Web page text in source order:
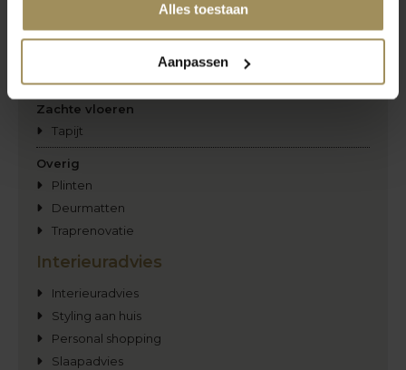
Alles toestaan
Aanpassen
Marmoleum
Zachte vloeren
Tapijt
Overig
Plinten
Deurmatten
Traprenovatie
Interieuradvies
Interieuradvies
Styling aan huis
Personal shopping
Slaapadvies